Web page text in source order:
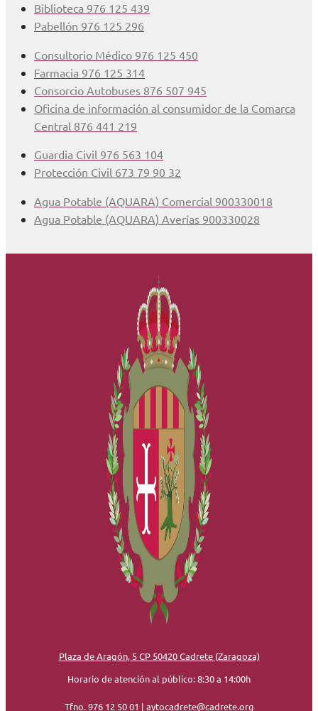
Biblioteca 976 125 439
Pabellón 976 125 296
Consultorio Médico 976 125 450
Farmacia 976 125 314
Consorcio Autobuses 876 507 945
Oficina de información al consumidor de la Comarca
Central 876 441 219
Guardia Civil 976 563 104
Protección Civil 673 79 90 32
Agua Potable (AQUARA) Comercial 900330018
Agua Potable (AQUARA) Averías 900330028
Plaza de Aragón, 5 CP 50420 Cadrete (Zaragoza)
Horario de atención al público: 8:30 a 14:00h
Tfno. 976 12 50 01 | aytocadrete@cadrete.org